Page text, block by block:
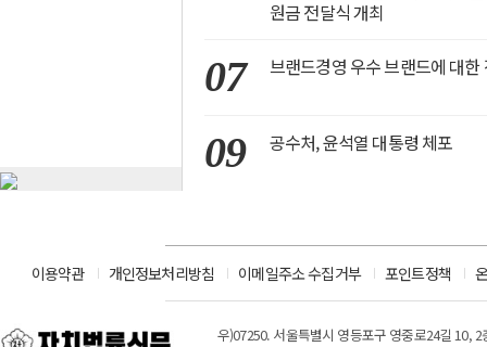
원금 전달식 개최
07 브랜드경영 우수 브랜드에 대한
09 공수처, 윤석열 대통령 체포
이용약관 개인정보처리방침 이메일주소 수집거부 포인트정책
우)07250. 서울특별시 영등포구 영중로24길 10,